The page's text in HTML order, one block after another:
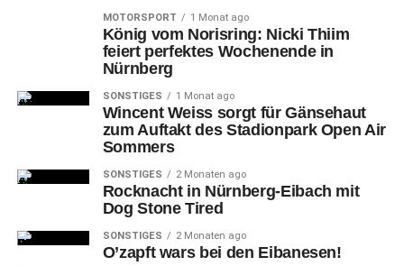
MOTORSPORT 1 Monat ago
König vom Norisring: Nicki Thiim
feiert perfektes Wochenende in
Nürnberg
SONSTIGES 1 Monat ago
Wincent Weiss sorgt für Gänsehaut
zum Auftakt des Stadionpark Open Air
Sommers
SONSTIGES 2 Monaten ago
Rocknacht in Nürnberg-Eibach mit
Dog Stone Tired
SONSTIGES 2 Monaten ago
O’zapft wars bei den Eibanesen!